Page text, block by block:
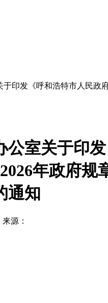
印发《呼和浩特市人民政
公室关于印发
年政府规
通知
源：